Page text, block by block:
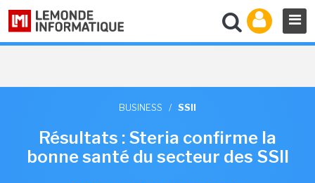
BUSINESS / SSII
Résultats : Steria confirme la
bonne santé du secteur des SSII